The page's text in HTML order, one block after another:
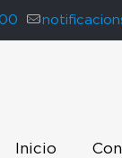
Inicio